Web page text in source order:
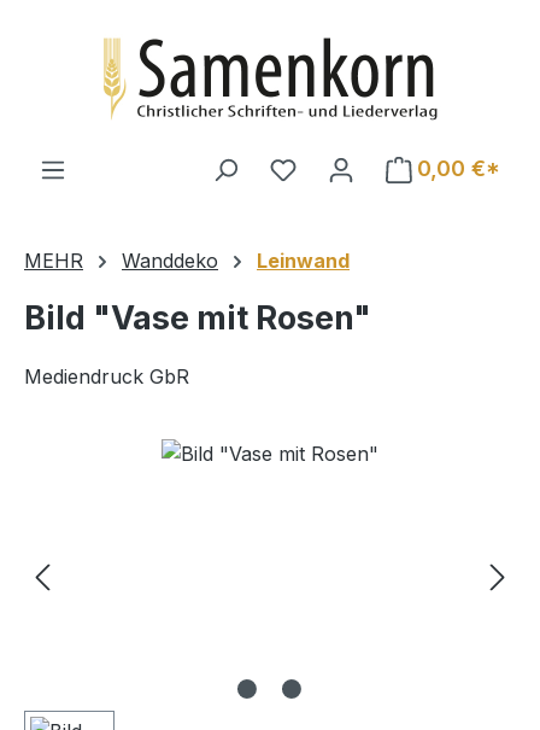
0,00 €*
MEHR Wanddeko Leinwand
Bild "Vase mit Rosen"
Mediendruck GbR
Bildergalerie überspringen